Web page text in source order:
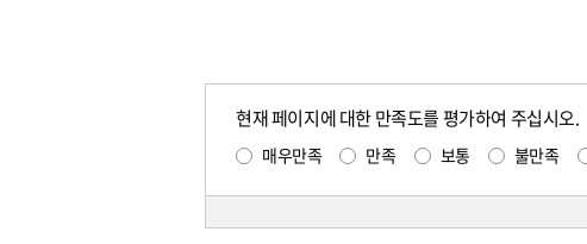
현재 페이지에 대한 만족도를 평가하여 주십시오.
매우만족 만족 보통 불만족